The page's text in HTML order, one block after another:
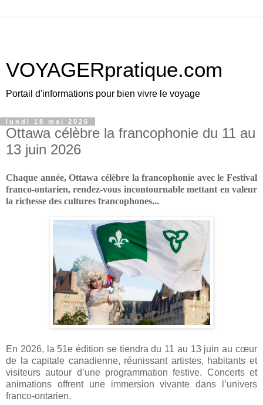
VOYAGERpratique.com
Portail d'informations pour bien vivre le voyage
lundi 18 mai 2026
Ottawa célèbre la francophonie du 11 au
13 juin 2026
Chaque année, Ottawa célèbre la francophonie avec le Festival
franco-ontarien, rendez-vous incontournable mettant en valeur
la richesse des cultures francophones...
En 2026, la 51e édition se tiendra du 11 au 13 juin au cœur
de la capitale canadienne, réunissant artistes, habitants et
visiteurs autour d’une programmation festive. Concerts et
animations offrent une immersion vivante dans l’univers
franco-ontarien.